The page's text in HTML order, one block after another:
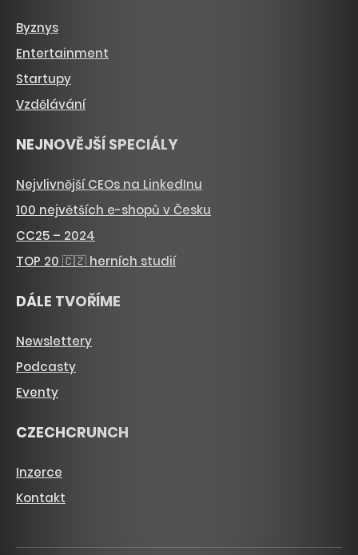
Byznys
Entertainment
Startupy
Vzdělávání
NEJNOVĚJŠÍ SPECIÁLY
Nejvlivnější CEOs na LinkedInu
100 největších e-shopů v Česku
CC25 – 2024
TOP 20 🇨🇿 herních studií
DÁLE TVOŘÍME
Newslettery
Podcasty
Eventy
CZECHCRUNCH
Inzerce
Kontakt